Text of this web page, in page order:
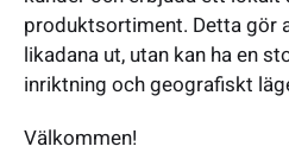
produktsortiment. Detta gör
likadana ut, utan kan ha en
inriktning och geografiskt
Välkommen!